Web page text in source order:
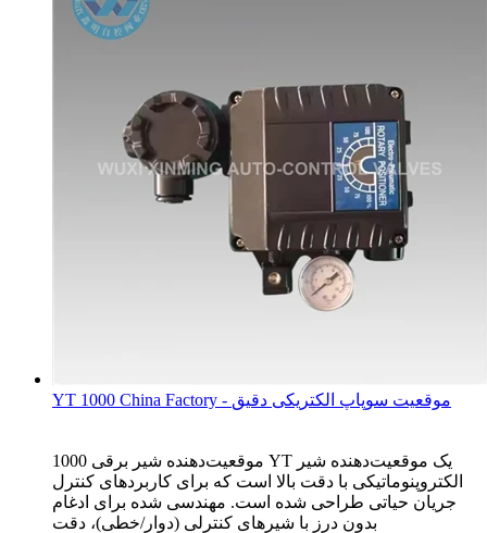
YT 1000 China Factory - موقعیت سوپاپ الکتریکی دقیق
موقعیت‌دهنده شیر برقی 1000 YT یک موقعیت‌دهنده شیر
الکتروپنوماتیکی با دقت بالا است که برای کاربردهای کنترل
جریان حیاتی طراحی شده است. مهندسی شده برای ادغام
بدون درز با شیرهای کنترلی (دوار/خطی)، دقت